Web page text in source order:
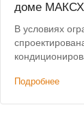
доме
В условиях
Подробнее